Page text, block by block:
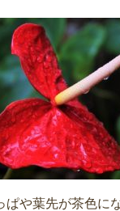
ぱや葉先が茶色に